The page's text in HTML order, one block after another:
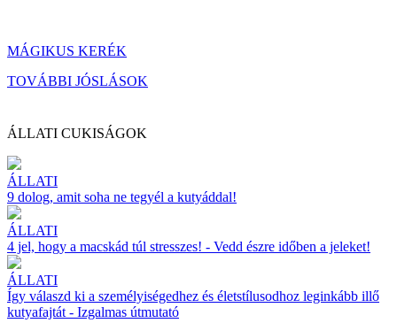
MÁGIKUS KERÉK
TOVÁBBI JÓSLÁSOK
ÁLLATI CUKISÁGOK
ÁLLATI
9 dolog, amit soha ne tegyél a kutyáddal!
ÁLLATI
4 jel, hogy a macskád túl stresszes! - Vedd észre időben a jeleket!
ÁLLATI
Így válaszd ki a személyiségedhez és életstílusodhoz leginkább illő
kutyafajtát - Izgalmas útmutató